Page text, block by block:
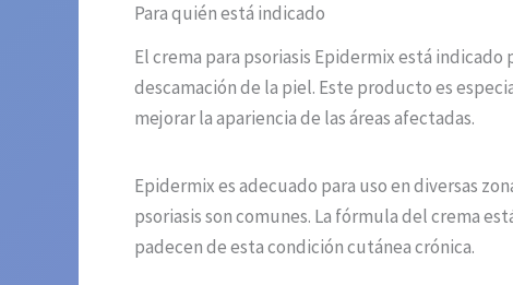
Para quién está indicado
El crema para psoriasis Epidermix está
descamación de la piel. Este producto es
mejorar la apariencia de las áreas afectadas.
Epidermix es adecuado para uso en diversas
psoriasis son comunes. La fórmula del crema
padecen de esta condición cutánea crónica.